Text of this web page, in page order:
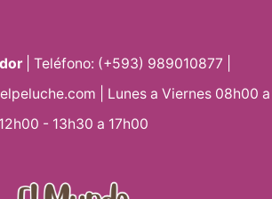
| Teléfono: (+593) 989010877 |
| Lunes a Viernes 08h00 a
12h00 - 13h30 a 17h00